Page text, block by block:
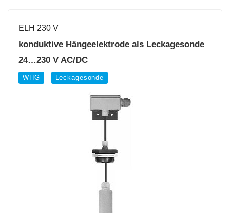
ELH 230 V
konduktive Hängeelektrode als Leckagesonde
24…230 V AC/DC
WHG Leckagesonde